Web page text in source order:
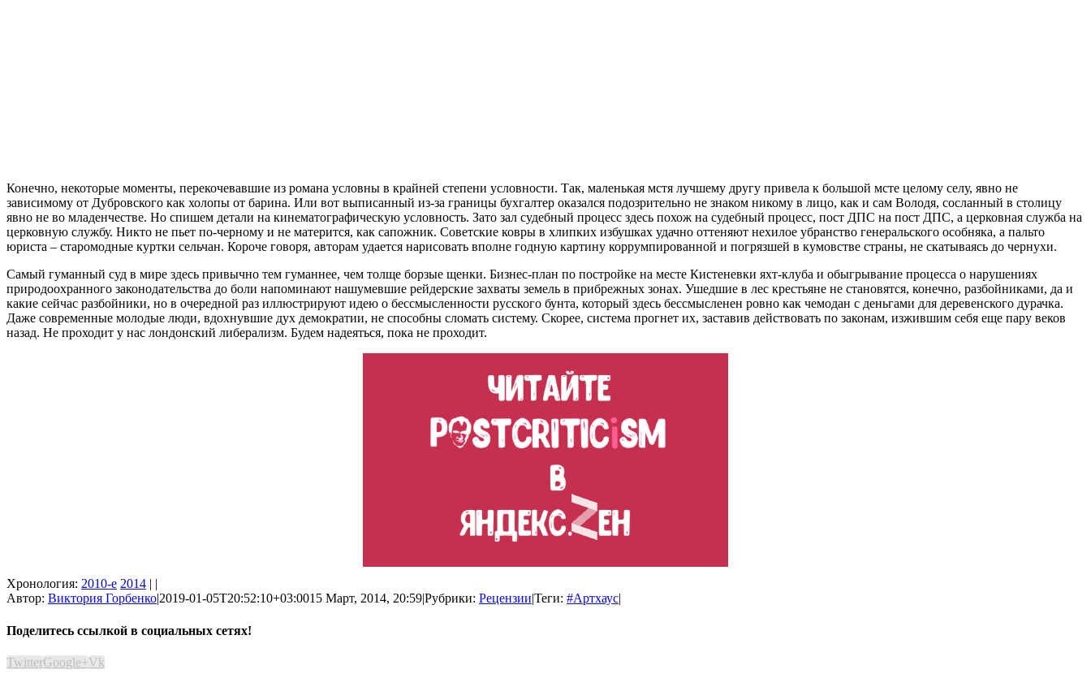
Конечно, некоторые моменты, перекочевавшие из романа условны в крайней степени условности. Так, маленькая мстя лучшему другу привела к большой мсте целому селу, явно не
зависимому от Дубровского как холопы от барина. Или вот выписанный из-за границы бухгалтер оказался подозрительно не знаком никому в лицо, как и сам Володя, сосланный в столицу
явно не во младенчестве. Но спишем детали на кинематографическую условность. Зато зал судебный процесс здесь похож на судебный процесс, пост ДПС на пост ДПС, а церковная служба на
церковную службу. Никто не пьет по-черному и не матерится, как сапожник. Советские ковры в хлипких избушках удачно оттеняют нехилое убранство генеральского особняка, а пальто
юриста – старомодные куртки сельчан. Короче говоря, авторам удается нарисовать вполне годную картину коррумпированной и погрязшей в кумовстве страны, не скатываясь до чернухи.
Самый гуманный суд в мире здесь привычно тем гуманнее, чем толще борзые щенки. Бизнес-план по постройке на месте Кистеневки яхт-клуба и обыгрывание процесса о нарушениях
природоохранного законодательства до боли напоминают нашумевшие рейдерские захваты земель в прибрежных зонах. Ушедшие в лес крестьяне не становятся, конечно, разбойниками, да и
какие сейчас разбойники, но в очередной раз иллюстрируют идею о бессмысленности русского бунта, который здесь бессмысленен ровно как чемодан с деньгами для деревенского дурачка.
Даже современные молодые люди, вдохнувшие дух демократии, не способны сломать систему. Скорее, система прогнет их, заставив действовать по законам, изжившим себя еще пару веков
назад. Не проходит у нас лондонский либерализм. Будем надеяться, пока не проходит.
Хронология: 2010-е 2014 | |
Автор: Виктория Горбенко|2019-01-05T20:52:10+03:0015 Март, 2014, 20:59|Рубрики: Рецензии|Теги: #Артхаус|
Поделитесь ссылкой в социальных сетях!
TwitterGoogle+Vk